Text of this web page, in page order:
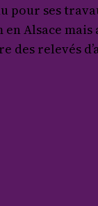
pour ses
en Alsace
des relevés